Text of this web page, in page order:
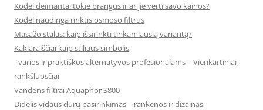
Kodėl deimantai tokie brangūs ir ar jie verti savo kainos?
Kodėl naudinga rinktis osmoso filtrus
Masažo stalas: kaip išsirinkti tinkamiausią variantą?
Kaklaraiščiai kaip stiliaus simbolis
Tvarios ir praktiškos alternatyvos profesionalams – Vienkartiniai
rankšluosčiai
Vandens filtrai Aquaphor S800
Didelis vidaus durų pasirinkimas – rankenos ir dizainas